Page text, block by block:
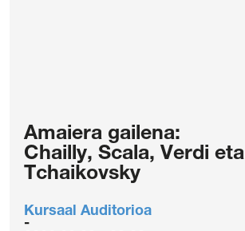
Amaiera gailena:
Chailly, Scala, Verdi eta
Tchaikovsky
Kursaal Auditorioa